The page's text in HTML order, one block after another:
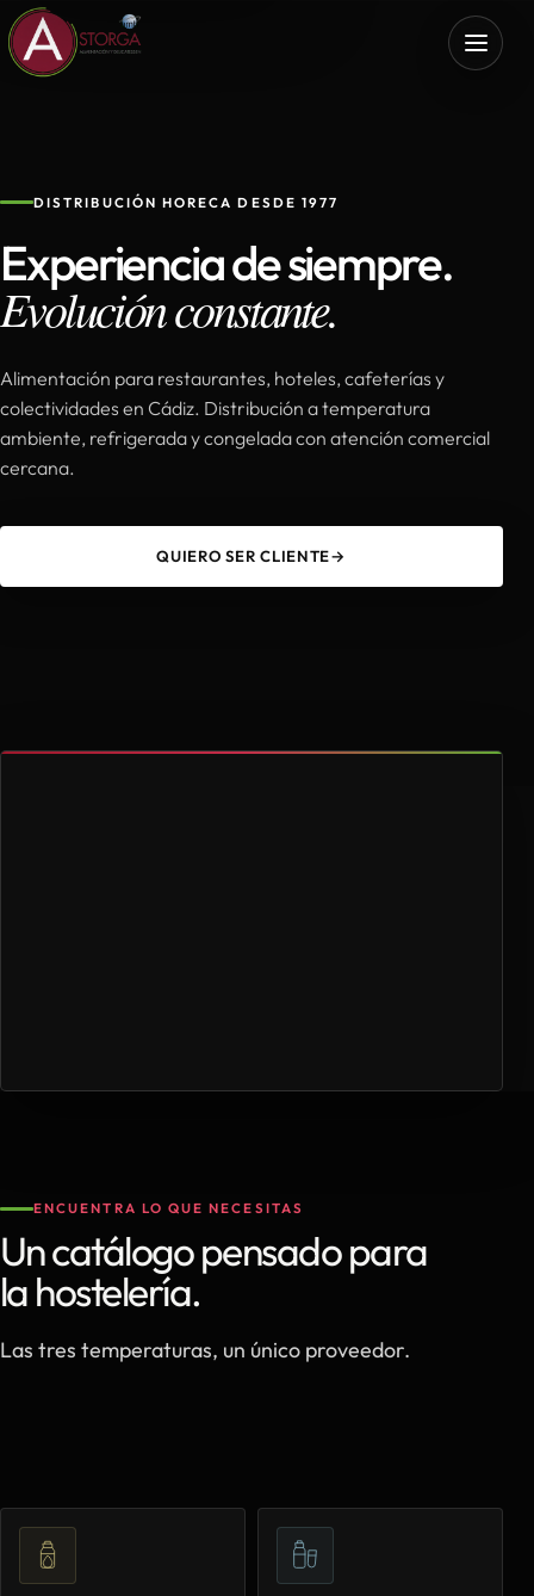
DISTRIBUCIÓN HORECA DESDE 1977
Experiencia de siempre.
Evolución constante.
Alimentación para restaurantes, hoteles, cafeterías y
colectividades en Cádiz. Distribución a temperatura
ambiente, refrigerada y congelada con atención comercial
cercana.
QUIERO SER CLIENTE→
ENCUENTRA LO QUE NECESITAS
Un catálogo pensado para
la hostelería.
Las tres temperaturas, un único proveedor.